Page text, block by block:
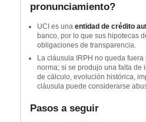
pronunciamiento?
UCI es una entidad de crédito
banco, por lo que sus hipotecas
obligaciones de transparencia.
La cláusula IRPH no queda
norma; si se produjo una falta de
de cálculo, evolución histórica,
cláusula puede considerarse
Pasos a seguir